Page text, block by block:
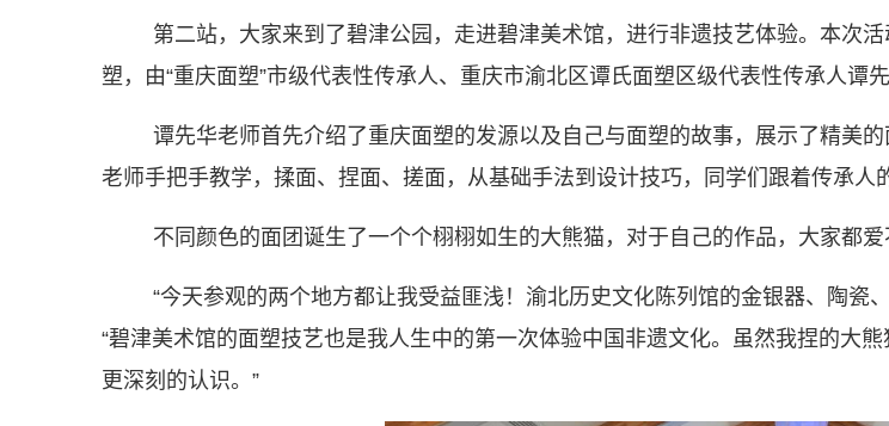
第二站，大家来到了碧津公园，走进碧津美术馆，进行非遗技艺体验。本次
塑，由“重庆面塑”市级代表性传承人、重庆市渝北区谭氏面塑区级代表性传承人谭
谭先华老师首先介绍了重庆面塑的发源以及自己与面塑的故事，展示了精美
老师手把手教学，揉面、捏面、搓面，从基础手法到设计技巧，同学们跟着传承人
不同颜色的面团诞生了一个个栩栩如生的大熊猫，对于自己的作品，大家都
“今天参观的两个地方都让我受益匪浅！渝北历史文化陈列馆的金银器、陶瓷
“碧津美术馆的面塑技艺也是我人生中的第一次体验中国非遗文化。虽然我捏的大
更深刻的认识。”